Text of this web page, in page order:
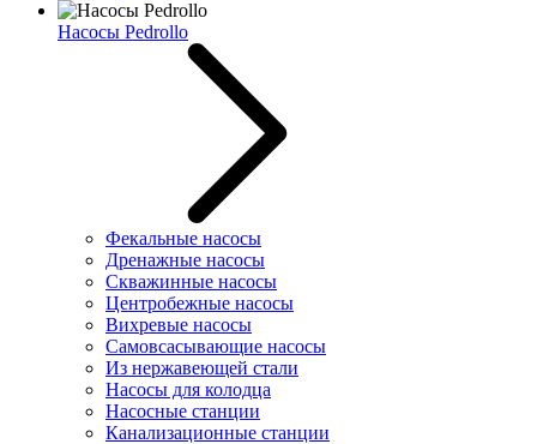
Насосы Pedrollo
Фекальные насосы
Дренажные насосы
Скважинные насосы
Центробежные насосы
Вихревые насосы
Самовсасывающие насосы
Из нержавеющей стали
Насосы для колодца
Насосные станции
Канализационные станции